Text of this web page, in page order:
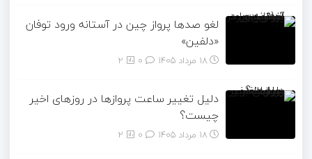
لغو صدها پرواز چین در آستانه ورود توفان
«دلفین»
18 مرداد 1405 2
دلیل تغییر ساعت پروازها در روزهای اخیر
چیست؟
18 مرداد 1405 2